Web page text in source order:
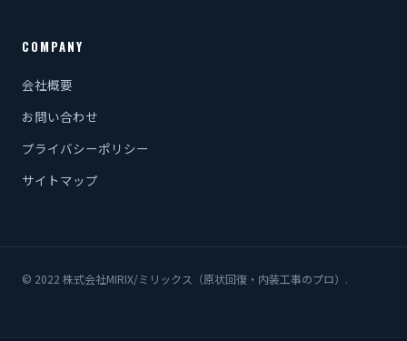
COMPANY
会社概要
お問い合わせ
プライバシーポリシー
サイトマップ
© 2022 株式会社MIRIX/ミリックス（原状回復・内装工事のプロ）.